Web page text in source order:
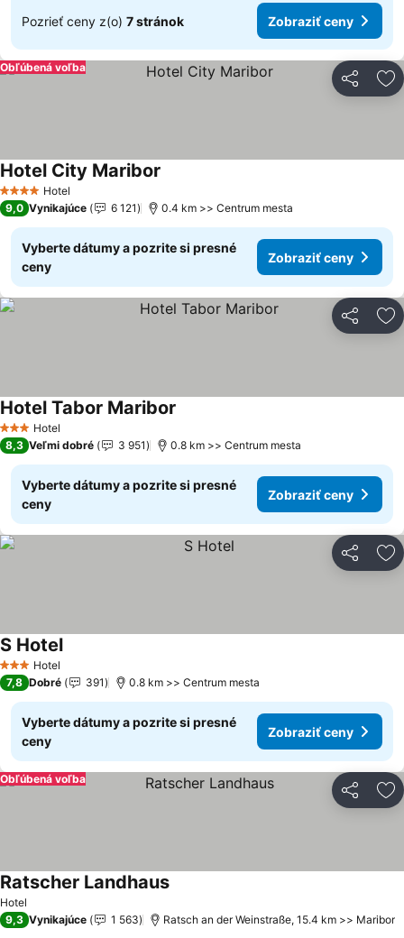
Pozrieť ceny z(o) 7 stránok Zobraziť ceny
Zdieľať
Obľúbená voľba
4 Počet hviezdičiek
Hotel
Hotel City Maribor
9,0 Vynikajúce 6 121 0.4 km >> Centrum mesta
Vyberte dátumy a pozrite si presné
ceny
Zobraziť ceny
Zdieľať
3 Počet hviezdičiek
Hotel
Hotel Tabor Maribor
8,3 Veľmi dobré 3 951 0.8 km >> Centrum mesta
Vyberte dátumy a pozrite si presné
ceny
Zobraziť ceny
Zdieľať
3 Počet hviezdičiek
Hotel
S HotelZobraziť ceny
7,8 Dobré 391 0.8 km >> Centrum mesta
Vyberte dátumy a pozrite si presné
ceny
Zobraziť ceny
Zdieľať
Obľúbená voľba
Hotel
Ratscher LandhausZobraziť ceny
9,3 Vynikajúce 1 563 Ratsch an der Weinstraße, 15.4 km >> Maribor